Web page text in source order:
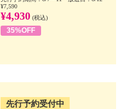
¥7,590
¥4,930 (税込)
35%OFF
先行予約受付中